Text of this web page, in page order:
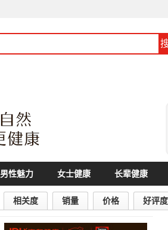
男性魅力 女士健康 长辈健康
相关度 销量 价格 好评度